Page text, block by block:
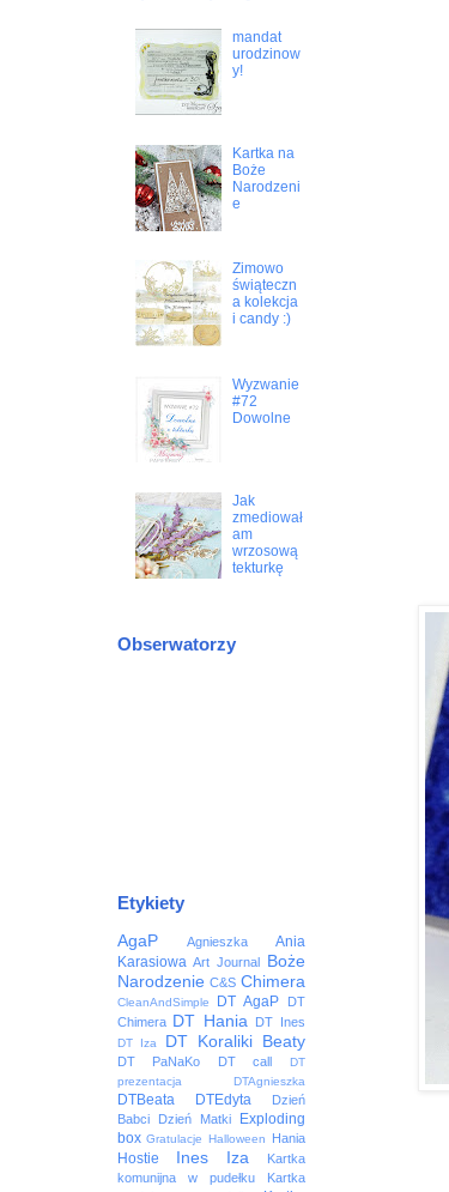
mandat
urodzinow
y!
Kartka na
Boże
Narodzeni
e
Zimowo
świąteczn
a kolekcja
i candy :)
Wyzwanie
#72
Dowolne
Jak
zmediował
am
wrzosową
tekturkę
Obserwatorzy
Etykiety
AgaP Agnieszka
Ania
Karasiowa Art Journal
Boże
Narodzenie C&S Chimera
CleanAndSimple DT AgaP
DT
Chimera DT Hania DT Ines
DT Iza DT Koraliki Beaty
DT PaNaKo DT call
DT
prezentacja
DTAgnieszka
DTBeata DTEdyta
Dzień
Babci
Dzień Matki
Exploding
box Gratulacje Halloween Hania
Hostie Ines Iza
Kartka
komunijna w pudełku
Kartka